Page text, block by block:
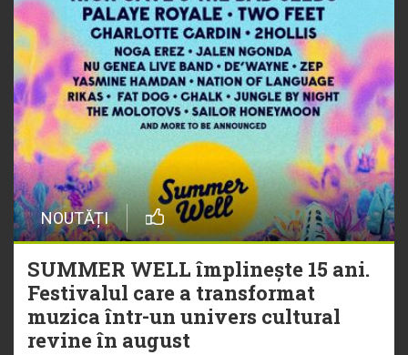
NOUTĂȚI
SUMMER WELL împlinește 15 ani.
Festivalul care a transformat
muzica într-un univers cultural
revine în august